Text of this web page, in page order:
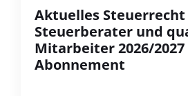
Aktuelles
Steuerberater und
Mitarbeiter 2026/2027
Abonnement